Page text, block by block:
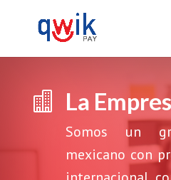
 La
Somos un
mexicano con